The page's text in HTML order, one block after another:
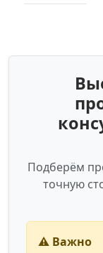
Подберём
точную
⚠️ Важно